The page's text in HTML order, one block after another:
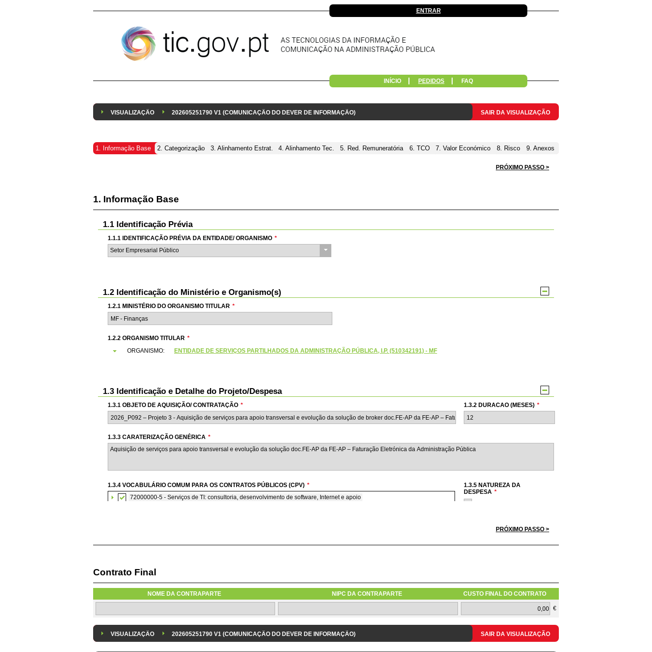
ENTRAR
INÍCIO PEDIDOS FAQ
VISUALIZAÇÃO 202605251790 V1 (COMUNICAÇÃO DO DEVER DE INFORMAÇÃO) SAIR DA VISUALIZAÇÃO
PRÓXIMO PASSO >
1. Informação Base 2. Categorização 3. Alinhamento Estrat. 4. Alinhamento Tec. 5. Red. Remuneratória 6. TCO 7. Valor Económico 8. Risco 9. Anexos
1. Informação Base
1.1 Identificação Prévia
1.1.1 IDENTIFICAÇÃO PRÉVIA DA ENTIDADE/ ORGANISMO *
Setor Empresarial Público
1.2 Identificação do Ministério e Organismo(s)
1.2.1 MINISTÉRIO DO ORGANISMO TITULAR *
1.2.2 ORGANISMO TITULAR *
ORGANISMO:
ENTIDADE DE SERVIÇOS PARTILHADOS DA ADMINISTRAÇÃO PÚBLICA, I.P. (510342191) - MF
1.3 Identificação e Detalhe do Projeto/Despesa
1.3.1 OBJETO DE AQUISIÇÃO/ CONTRATAÇÃO * 1.3.2 DURACAO (MESES) *
1.3.3 CARATERIZAÇÃO GENÉRICA *
1.3.4 VOCABULÁRIO COMUM PARA OS CONTRATOS PÚBLICOS (CPV) *
72000000-5 - Serviços de TI: consultoria, desenvolvimento de software, Internet e apoio
1.3.5 NATUREZA DA
DESPESA *
Serviços
1.3.7 CONTRATAÇÃO DE SERVIÇOS EM REGIME DE AVENÇA
Os serviços são contratados em regime de avença
1.3.10 TIPOLOGIA DO PEDIDO
PRÓXIMO PASSO >
Contrato Final
NOME DA CONTRAPARTE NIPC DA CONTRAPARTE CUSTO FINAL DO CONTRATO
€
VISUALIZAÇÃO 202605251790 V1 (COMUNICAÇÃO DO DEVER DE INFORMAÇÃO) SAIR DA VISUALIZAÇÃO